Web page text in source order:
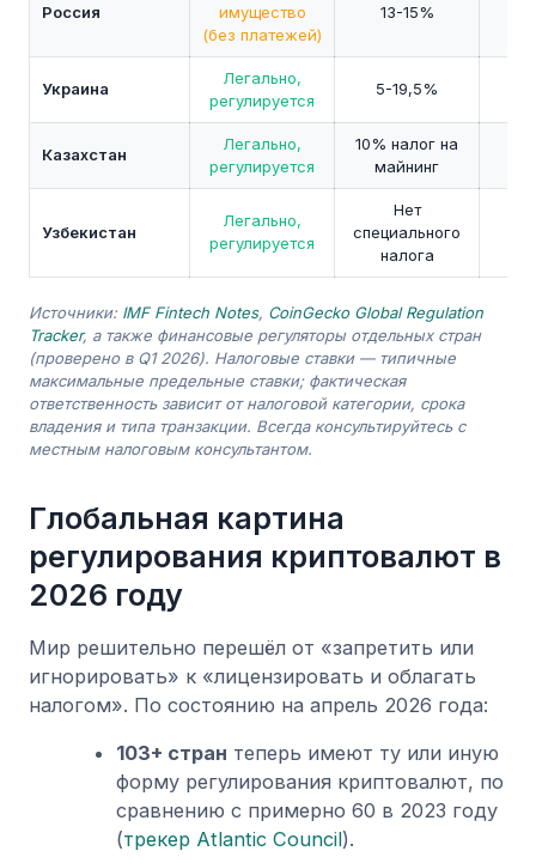
Россия
имущество
(без платежей)
13-15%
Украина
Легально,
регулируется
5-19,5%
Казахстан
Легально,
регулируется
10% налог на
майнинг
Узбекистан
Легально,
регулируется
Нет
специального
налога
Источники: IMF Fintech Notes, CoinGecko Global Regulation
Tracker, а также финансовые регуляторы отдельных стран
(проверено в Q1 2026). Налоговые ставки — типичные
максимальные предельные ставки; фактическая
ответственность зависит от налоговой категории, срока
владения и типа транзакции. Всегда консультируйтесь с
местным налоговым консультантом.
Глобальная картина
регулирования криптовалют в
2026 году
Мир решительно перешёл от «запретить или
игнорировать» к «лицензировать и облагать
налогом». По состоянию на апрель 2026 года:
103+ стран теперь имеют ту или иную
форму регулирования криптовалют, по
сравнению с примерно 60 в 2023 году
(трекер Atlantic Council).